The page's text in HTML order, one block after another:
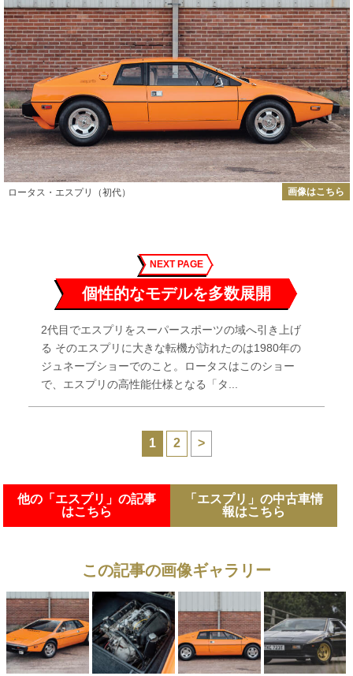
ロータス・エスプリ（初代） 画像はこちら
NEXT PAGE
個性的なモデルを多数展開
2代目でエスプリをスーパースポーツの域へ引き上げ
る そのエスプリに大きな転機が訪れたのは1980年の
ジュネーブショーでのこと。ロータスはこのショー
で、エスプリの高性能仕様となる「タ...
1 2 >
他の「エスプリ」の記事
はこちら
「エスプリ」の中古車情
報はこちら
この記事の画像ギャラリー